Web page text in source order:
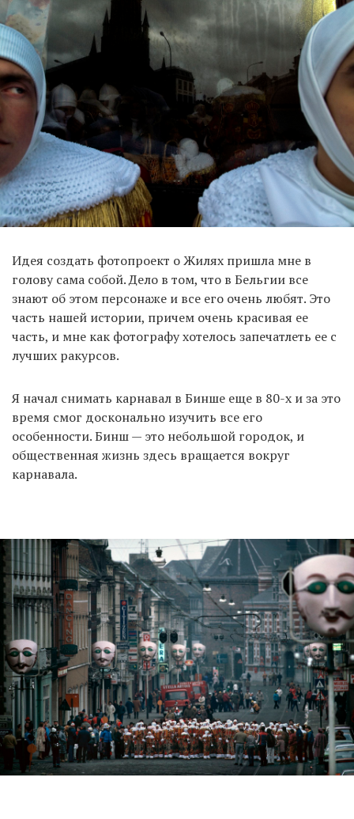
Идея создать фотопроект о Жилях пришла мне в
голову сама собой. Дело в том, что в Бельгии все
знают об этом персонаже и все его очень любят. Это
часть нашей истории, причем очень красивая ее
часть, и мне как фотографу хотелось запечатлеть ее с
лучших ракурсов.
Я начал снимать карнавал в Бинше еще в 80-х и за это
время смог досконально изучить все его
особенности. Бинш — это небольшой городок, и
общественная жизнь здесь вращается вокруг
карнавала.